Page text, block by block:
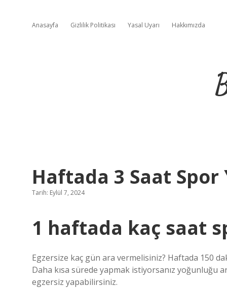
Anasayfa Gizlilik Politikası Yasal Uyarı Hakkımızda
Haftada 3 Saat
Tarih: Eylül 7, 2024
1 haftada kaç saat
Egzersize kaç gün ara vermelisiniz? Haftada 150
Daha kısa sürede yapmak istiyorsanız
egzersiz yapabilirsiniz.